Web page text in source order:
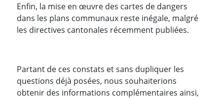
Enfin, la mise en œuvre des cartes de dangers
dans les plans communaux reste inégale, malgré
les directives cantonales récemment publiées.
Partant de ces constats et sans dupliquer les
questions déjà posées, nous souhaiterions
obtenir des informations complémentaires ainsi,